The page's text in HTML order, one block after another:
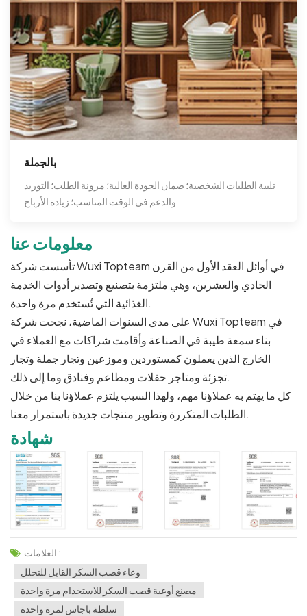
بالجملة
تلبية الطلبات الشخصية؛ ضمان الجودة العالية؛ مرونة الطلب؛ التوريد
والدعم في الوقت المناسب؛ زيادة الأرباح
معلومات عنا
تأسست شركة Wuxi Topteam في أوائل العقد الأول من القرن
الحادي والعشرين، وهي ملتزمة بتصنيع وتصدير أدوات الخدمة
الغذائية التي تُستخدم مرة واحدة.
على مدى السنوات الماضية، نجحت شركة Wuxi Topteam في
بناء سمعة طيبة في الصناعة وأقامت شراكات مع العملاء في
الخارج الذين يعملون كمستوردين وموزعين وتجار جملة وتجار
تجزئة ومتاجر حفلات ومطاعم وفنادق وما إلى ذلك.
كل ما يهتم به عملاؤنا مهم، ولهذا السبب يلتزم عملاؤنا بنا من خلال
الطلبات المتكررة وتطوير منتجات جديدة باستمرار معنا.
شهادة
العلامات :
وعاء قصب السكر القابل للتحلل
مصنع أوعية قصب السكر للاستخدام مرة واحدة
سلطة باجاس لمرة واحدة